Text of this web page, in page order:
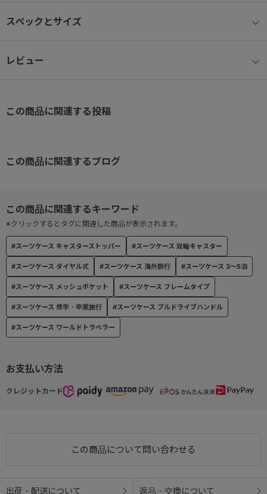
● 不意な走行を防ぐキャスターストッパー付き
※2 日本からの出国時は各航空会社によって対応が異なり、
なる場合がございますのであらかじめご了承ください。
スペックとサイズ
レビュー
お支払い方法
クレジットカード
この商品について問い合わせる
出荷・配送について 返品・交換について
#スーツケース キャスターストッパー #スーツケース 双輪キャスター
#スーツケース ダイヤル式 #スーツケース 海外旅行 #スーツケース 3～5泊
#スーツケース メッシュポケット #スーツケース フレームタイプ
#スーツケース 修学・卒業旅行 #スーツケース プルドライブハンドル
#スーツケース ワールドトラベラー
※クリックするとタグに関連した商品が表示されます。
この商品に関連する投稿
この商品に関連するブログ